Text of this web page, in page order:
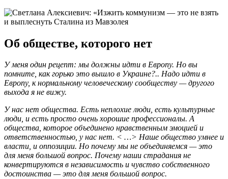
Об обществе, которого нет
У меня один рецепт: мы должны идти в Европу. Но вы
помните, как горько это вышло в Украине?.. Надо идти в
Европу, к нормальному человеческому сообществу — другого
выхода я не вижу.
У нас нет общества. Есть неплохие люди, есть культурные
люди, и есть просто очень хорошие профессионалы. А
общества, которое объединено нравственным эмоцией и
ответственностью, у нас нет. < …> Наше общество умнее и
власти, и оппозиции. Но почему мы не объединяемся — это
для меня большой вопрос. Почему наши страдания не
конвертируются в независимость и чувство собственного
достоинства — это для меня большой вопрос.